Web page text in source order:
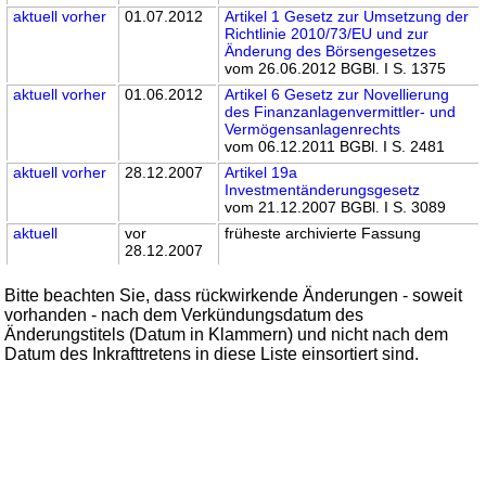
aktuell vorher 01.07.2012
Artikel 1 Gesetz zur Umsetzung der
Richtlinie 2010/73/EU und zur
Änderung des Börsengesetzes
vom 26.06.2012 BGBl. I S. 1375
aktuell vorher 01.06.2012
Artikel 6 Gesetz zur Novellierung
des Finanzanlagenvermittler- und
Vermögensanlagenrechts
vom 06.12.2011 BGBl. I S. 2481
aktuell vorher 28.12.2007
Artikel 19a
Investmentänderungsgesetz
vom 21.12.2007 BGBl. I S. 3089
aktuell
vor
28.12.2007
früheste archivierte Fassung
Bitte beachten Sie, dass rückwirkende Änderungen - soweit
vorhanden - nach dem Verkündungsdatum des
Änderungstitels (Datum in Klammern) und nicht nach dem
Datum des Inkrafttretens in diese Liste einsortiert sind.